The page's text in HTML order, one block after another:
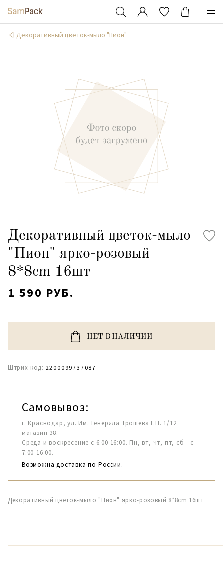
Декоративный цветок-мыло "Пион"
Декоративный цветок-мыло
"Пион" ярко-розовый
8*8cm 16шт
1 590 РУБ.
НЕТ В НАЛИЧИИ
Штрих-код: 2200099737087
Самовывоз:
г. Краснодар, ул. Им. Генерала Трошева Г.Н. 1/12
магазин 38.
Среда и воскресение с 6:00-16:00. Пн, вт, чт, пт, сб - с
7:00-16:00.
Возможна доставка по России.
Декоративный цветок-мыло "Пион" ярко-розовый 8*8cm 16шт